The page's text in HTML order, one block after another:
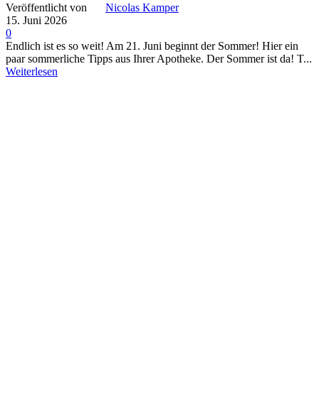
Veröffentlicht von
Nicolas Kamper
15. Juni 2026
0
Endlich ist es so weit! Am 21. Juni beginnt der Sommer! Hier ein
paar sommerliche Tipps aus Ihrer Apotheke. Der Sommer ist da! T...
Weiterlesen